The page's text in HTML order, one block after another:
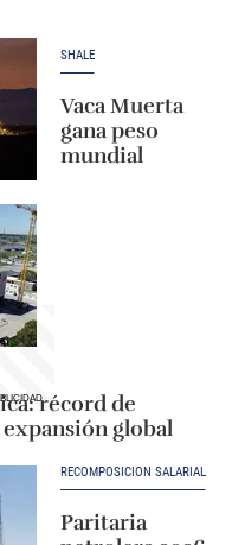
SHALE
Vaca Muerta
gana peso
mundial
récord de
global
RECOMPOSICIÓN SALARIAL
Paritaria